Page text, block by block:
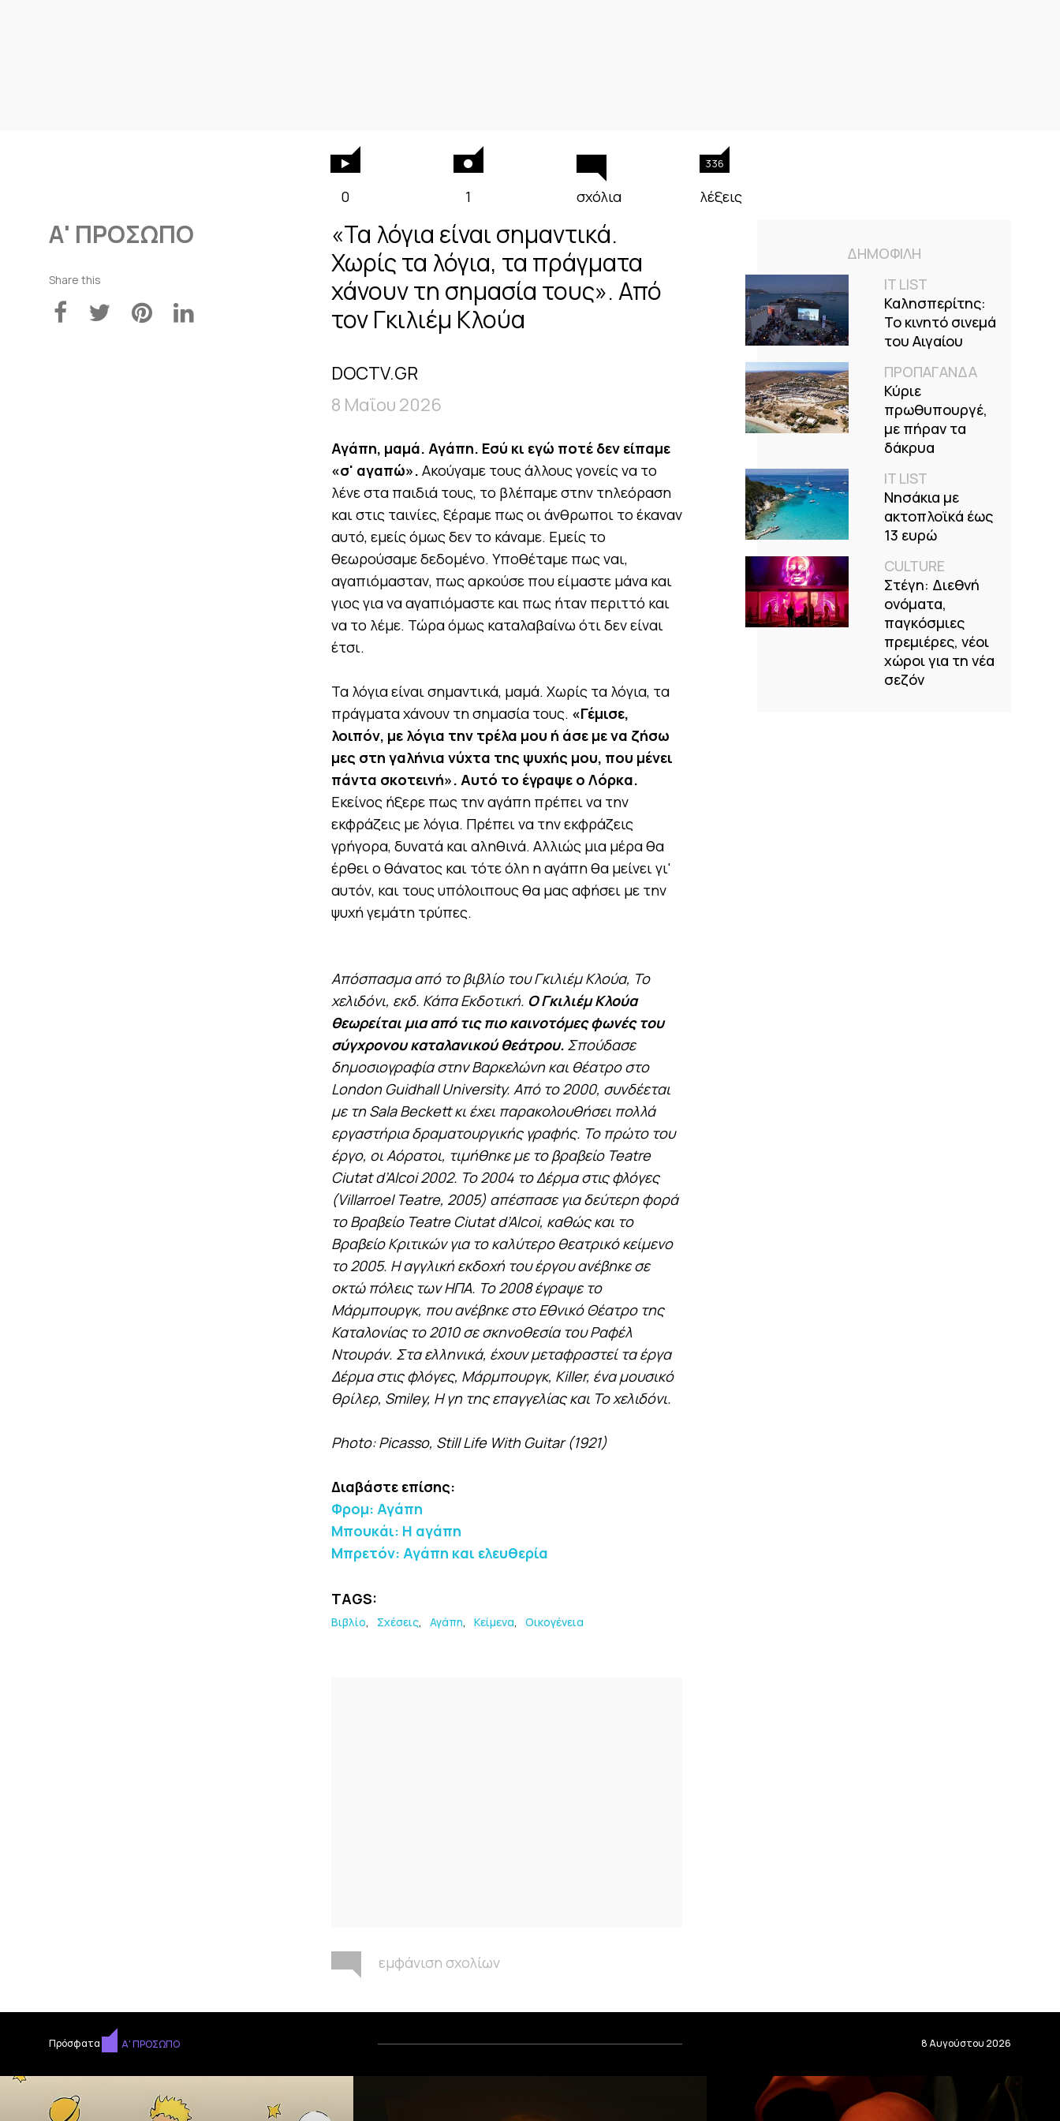
0 1 σχόλια
336
λέξεις
Α' ΠΡΟΣΩΠΟ
Share this
ΔΗΜΟΦΙΛΗ
IT LIST
Καλησπερίτης:
Το κινητό σινεμά
του Αιγαίου
ΠΡΟΠΑΓΑΝΔΑ
Κύριε
πρωθυπουργέ,
με πήραν τα
δάκρυα
IT LIST
Νησάκια με
ακτοπλοϊκά έως
13 ευρώ
CULTURE
Στέγη: Διεθνή
ονόματα,
παγκόσμιες
πρεμιέρες, νέοι
χώροι για τη νέα
σεζόν
«Τα λόγια είναι σημαντικά.
Χωρίς τα λόγια, τα πράγματα
χάνουν τη σημασία τους». Από
τον Γκιλιέμ Κλούα
DOCTV.GR
8 Μαΐου 2026
Αγάπη, μαμά. Αγάπη. Εσύ κι εγώ ποτέ δεν είπαμε
«σ' αγαπώ». Ακούγαμε τους άλλους γονείς να το
λένε στα παιδιά τους, το βλέπαμε στην τηλεόραση
και στις ταινίες, ξέραμε πως οι άνθρωποι το έκαναν
αυτό, εμείς όμως δεν το κάναμε. Εμείς το
θεωρούσαμε δεδομένο. Υποθέταμε πως ναι,
αγαπιόμασταν, πως αρκούσε που είμαστε μάνα και
γιος για να αγαπιόμαστε και πως ήταν περιττό και
να το λέμε. Τώρα όμως καταλαβαίνω ότι δεν είναι
έτσι.
Τα λόγια είναι σημαντικά, μαμά. Χωρίς τα λόγια, τα
πράγματα χάνουν τη σημασία τους. «Γέμισε,
λοιπόν, με λόγια την τρέλα μου ή άσε με να ζήσω
μες στη γαλήνια νύχτα της ψυχής μου, που μένει
πάντα σκοτεινή». Αυτό το έγραψε ο Λόρκα.
Εκείνος ήξερε πως την αγάπη πρέπει να την
εκφράζεις με λόγια. Πρέπει να την εκφράζεις
γρήγορα, δυνατά και αληθινά. Αλλιώς μια μέρα θα
έρθει ο θάνατος και τότε όλη η αγάπη θα μείνει γι'
αυτόν, και τους υπόλοιπους θα μας αφήσει με την
ψυχή γεμάτη τρύπες.
Απόσπασμα από το βιβλίο του Γκιλιέμ Κλούα, Το
χελιδόνι, εκδ. Κάπα Εκδοτική. Ο Γκιλιέμ Κλούα
θεωρείται μια από τις πιο καινοτόμες φωνές του
σύγχρονου καταλανικού θεάτρου.Σπούδασε
δημοσιογραφία στην Βαρκελώνη και θέατρο στο
London Guidhall University. Από το 2000, συνδέεται
με τη Sala Beckett κι έχει παρακολουθήσει πολλά
εργαστήρια δραματουργικής γραφής. Το πρώτο του
έργο, οι Αόρατοι, τιμήθηκε με το βραβείο Teatre
Ciutat d’Alcoi 2002. Το 2004 το Δέρμα στις φλόγες
(Villarroel Teatre, 2005) απέσπασε για δεύτερη φορά
το Βραβείο Teatre Ciutat d’Alcoi, καθώς και το
Βραβείο Κριτικών για το καλύτερο θεατρικό κείμενο
το 2005. Η αγγλική εκδοχή του έργου ανέβηκε σε
οκτώ πόλεις των ΗΠΑ. Το 2008 έγραψε το
Μάρμπουργκ, που ανέβηκε στο Εθνικό Θέατρο της
Καταλονίας το 2010 σε σκηνοθεσία του Ραφέλ
Ντουράν. Στα ελληνικά, έχουν μεταφραστεί τα έργα
Δέρμα στις φλόγες, Μάρμπουργκ, Killer, ένα μουσικό
θρίλερ, Smiley, Η γη της επαγγελίας και Το χελιδόνι.
Photo: Picasso, Still Life With Guitar (1921)
Διαβάστε επίσης:
Φρομ: Αγάπη
Μπουκάι: Η αγάπη
Μπρετόν: Αγάπη και ελευθερία
TAGS:
Βιβλίο Σχέσεις Αγάπη Κείμενα Οικογένεια
εμφάνιση σχολίων
Πρόσφατα Α' ΠΡΟΣΩΠΟ 8 Αυγούστου 2026